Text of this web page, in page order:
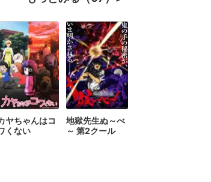
ヤちゃんはコ
くない
地獄先生ぬ～べ
～ 第2クール